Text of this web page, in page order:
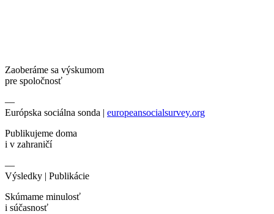
Zaoberáme sa výskumom
pre spoločnosť
—
Európska sociálna sonda | europeansocialsurvey.org
Publikujeme doma
i v zahraničí
—
Výsledky | Publikácie
Skúmame minulosť
i súčasnosť